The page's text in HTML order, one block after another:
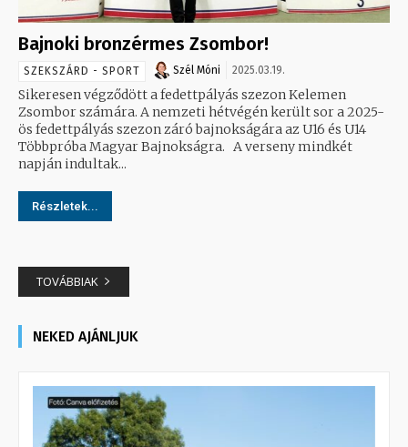
Bajnoki bronzérmes Zsombor!
SZEKSZÁRD - SPORT Szél Móni 2025.03.19.
Sikeresen végződött a fedettpályás szezon Kelemen
Zsombor számára. A nemzeti hétvégén került sor a 2025-
ös fedettpályás szezon záró bajnokságára az U16 és U14
Többpróba Magyar Bajnokságra. A verseny mindkét
napján indultak...
Részletek...
TOVÁBBIAK
NEKED AJÁNLJUK